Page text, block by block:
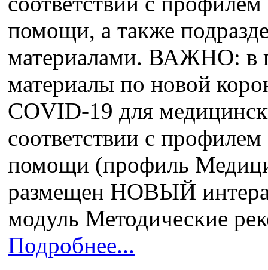
помощи, а также
материалами. ВАЖНО: в
материалы по новой
COVID-19 для
соответствии с
помощи (профиль
размещен НОВЫЙ
модуль Методические
Подробнее...